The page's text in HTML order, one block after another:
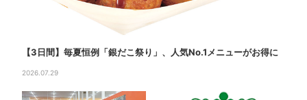
【3日間】毎夏恒例「銀だこ祭り」、人気No.1メニューがお得に
2026.07.29